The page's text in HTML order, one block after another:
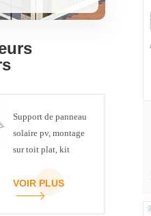
Support de panneau
solaire pv, montage
sur toit plat, kit
poutre en U
VOIR PLUS